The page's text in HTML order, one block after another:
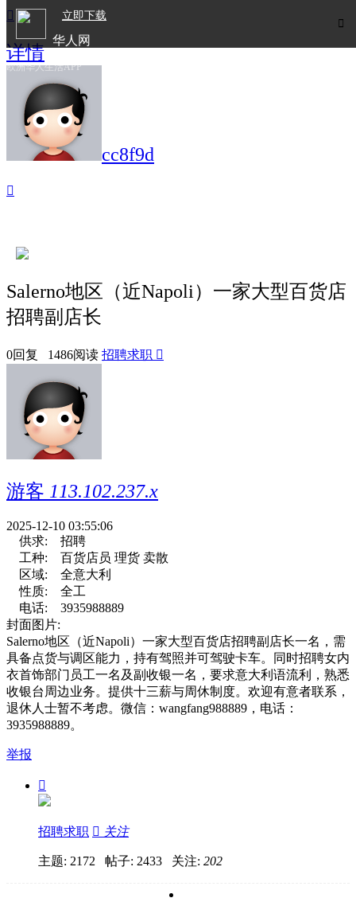

立即下载
华人网
欧洲华人生活APP

详情
cc8f9d

Salerno地区（近Napoli）一家大型百货店
招聘副店长
0回复 1486阅读 招聘求职 
游客 113.102.237.x
2025-12-10 03:55:06
供求:
招聘
工种:
百货店员 理货 卖散
区域:
全意大利
性质:
全工
电话:
3935988889
封面图片:
Salerno地区（近Napoli）一家大型百货店招聘副店长一名，需
具备点货与调区能力，持有驾照并可驾驶卡车。同时招聘女内
衣首饰部门员工一名及副收银一名，要求意大利语流利，熟悉
收银台周边业务。提供十三薪与周休制度。欢迎有意者联系，
退休人士暂不考虑。微信：wangfang988889，电话：
3935988889。
举报

招聘求职  关注
主题: 2172 帖子: 2433 关注: 202